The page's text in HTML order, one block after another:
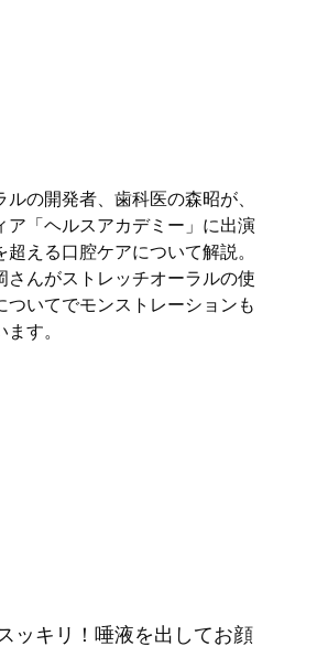
の開発者、歯科医の森昭が、
ア「ヘルスアカデミー」に出演
超える口腔ケアについて解説。
さんがストレッチオーラルの使
ついてでモンストレーションも
す。
ッキリ！唾液を出してお顔